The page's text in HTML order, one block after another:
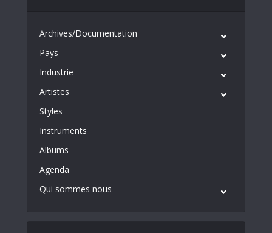
Archives/Documentation
Pays
Industrie
Artistes
Styles
Instruments
Albums
Agenda
Qui sommes nous